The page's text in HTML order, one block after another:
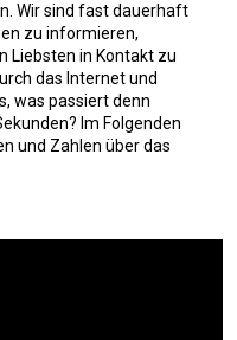
Wir sind fast dauerhaft
zu informieren,
Liebsten in Kontakt zu
das Internet und
was passiert denn
Im Folgenden
und Zahlen über das